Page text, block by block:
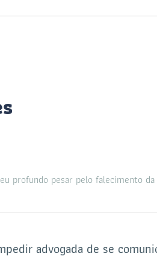
profundo pesar pelo falecimento da
advogada de se